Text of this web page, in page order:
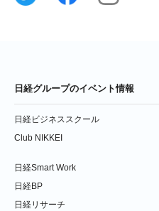
日経グループのイベント情報
日経ビジネススクール
Club NIKKEI
日経Smart Work
日経BP
日経リサーチ